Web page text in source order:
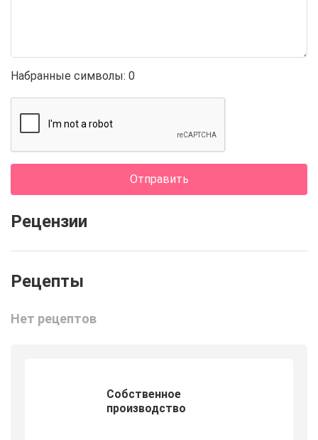
Набранные символы: 0
Отправить
Рецензии
Нет рецептов
Собственное
производство